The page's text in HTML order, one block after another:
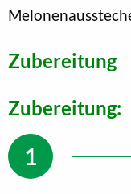
Zubereitung
Zubereitung: